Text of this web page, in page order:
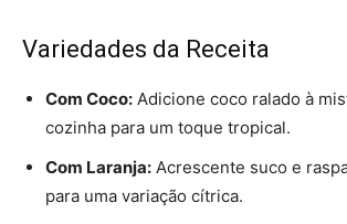
Variedades da Receita
Com Coco: Adicione coco ralado à
cozinha para um toque tropical.
Com Laranja: Acrescente suco e
para uma variação cítrica.